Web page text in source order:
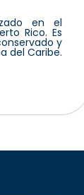
en el
Rico. Es
y
del Caribe.